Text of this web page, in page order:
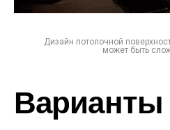
Дизайн потолочной
может быть
Варианты